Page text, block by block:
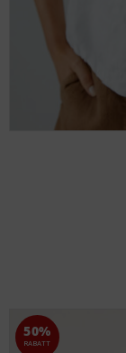
50%
RABATT